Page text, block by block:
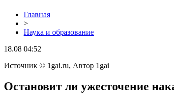
Главная
>
Наука и образование
18.08 04:52
Источник © 1gai.ru, Автор 1gai
Остановит ли ужесточение